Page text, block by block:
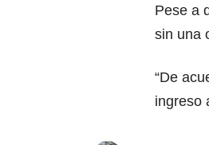
Pese a
sin una
“De
ingreso